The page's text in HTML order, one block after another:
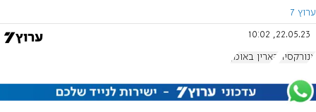
ערוץ 7
22.05.23, 10:02
אנורקסיה קארין באומן